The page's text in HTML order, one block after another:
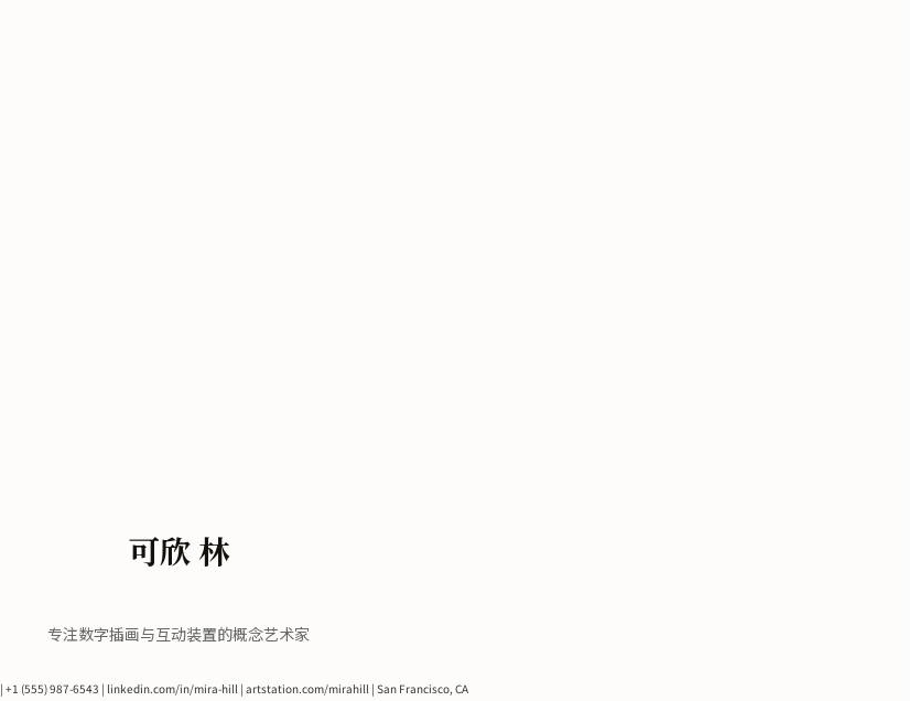
可欣 林
专注数字插画与互动装置的概念艺术家
| +1 (555) 987-6543 | linkedin.com/in/mira-hill | artstation.com/mirahill | San Francisco, CA